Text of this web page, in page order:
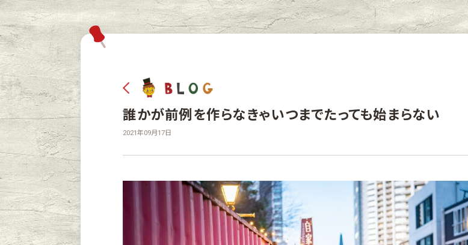
誰かが前例を作らなきゃいつまでたっても始まらない
2021年09月17日